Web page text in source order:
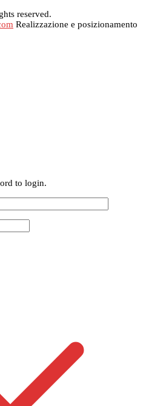
reserved.
Realizzazione e posizionamento
to login.